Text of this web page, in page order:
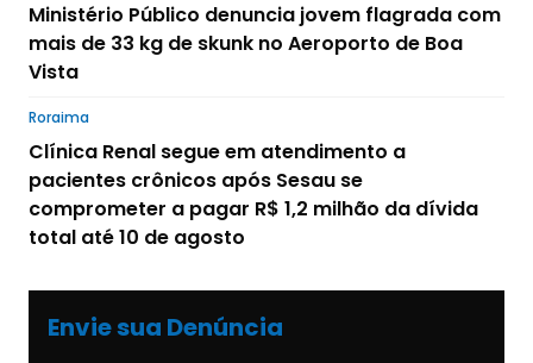
Ministério Público denuncia jovem flagrada com
mais de 33 kg de skunk no Aeroporto de Boa
Vista
Roraima
Clínica Renal segue em atendimento a
pacientes crônicos após Sesau se
comprometer a pagar R$ 1,2 milhão da dívida
total até 10 de agosto
Envie sua Denúncia